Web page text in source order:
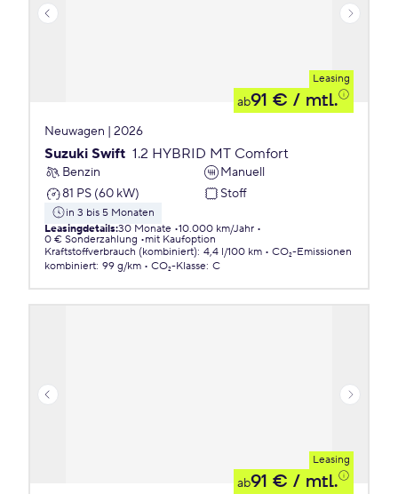
Leasing
ab91 € / mtl.
Neuwagen | 2026
Suzuki Swift 1.2 HYBRID MT Comfort
Benzin
Manuell
81 PS (60 kW)
Stoff
in 3 bis 5 Monaten
Leasingdetails:30 Monate 10.000 km/Jahr
0 € Sonderzahlung
mit Kaufoption
Kraftstoffverbrauch (kombiniert): 4,4 l/100 km
CO₂-Emissionen
kombiniert: 99 g/km CO₂-Klasse: C
Leasing
ab91 € / mtl.